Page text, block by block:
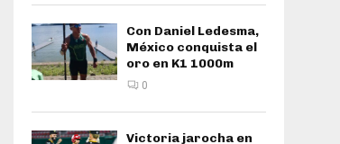
Con Daniel Ledesma,
México conquista el
oro en K1 1000m
0
Victoria jarocha en